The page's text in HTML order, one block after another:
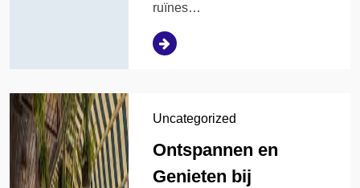
ruïnes…
Uncategorized
Ontspannen en
Genieten bij